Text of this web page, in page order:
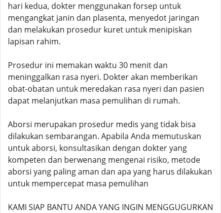
hari kedua, dokter menggunakan forsep untuk
mengangkat janin dan plasenta, menyedot jaringan
dan melakukan prosedur kuret untuk menipiskan
lapisan rahim.
Prosedur ini memakan waktu 30 menit dan
meninggalkan rasa nyeri. Dokter akan memberikan
obat-obatan untuk meredakan rasa nyeri dan pasien
dapat melanjutkan masa pemulihan di rumah.
Aborsi merupakan prosedur medis yang tidak bisa
dilakukan sembarangan. Apabila Anda memutuskan
untuk aborsi, konsultasikan dengan dokter yang
kompeten dan berwenang mengenai risiko, metode
aborsi yang paling aman dan apa yang harus dilakukan
untuk mempercepat masa pemulihan
KAMI SIAP BANTU ANDA YANG INGIN MENGGUGURKAN